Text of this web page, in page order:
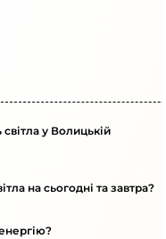
у Волицькій
на сьогодні та завтра?